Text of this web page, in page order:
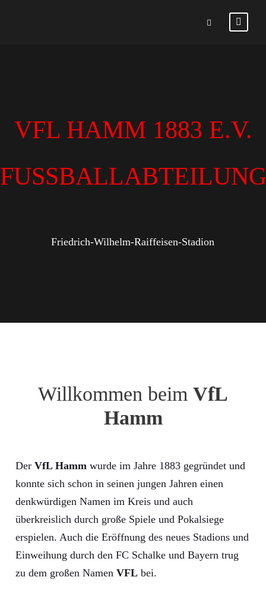
VFL HAMM 1883 E.V.
FUSSBALLABTEILUNG
Friedrich-Wilhelm-Raiffeisen-Stadion
Willkommen beim VfL
Hamm
Der VfL Hamm wurde im Jahre 1883 gegründet und
konnte sich schon in seinen jungen Jahren einen
denkwürdigen Namen im Kreis und auch
überkreislich durch große Spiele und Pokalsiege
erspielen. Auch die Eröffnung des neues Stadions und
Einweihung durch den FC Schalke und Bayern trug
zu dem großen Namen VFL bei.